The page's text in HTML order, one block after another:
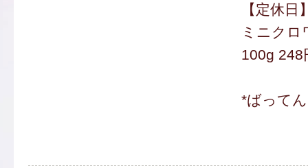
【定休日
ミニクロ
100g 248
*ばって